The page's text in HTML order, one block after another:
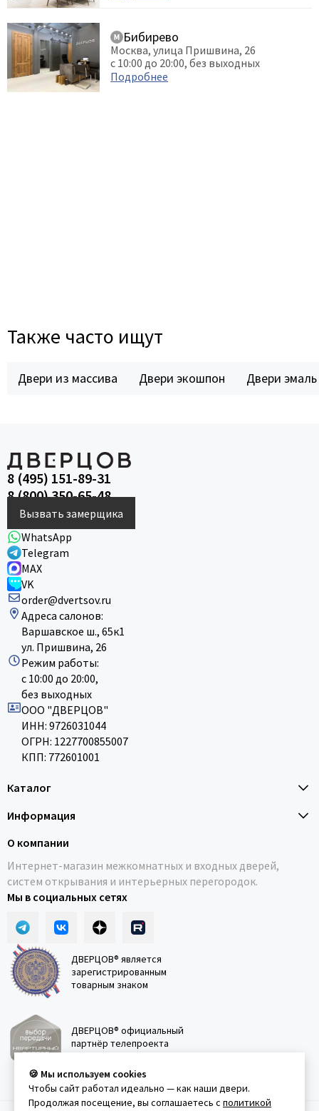
Бибирево
Москва, улица Пришвина, 26
с 10:00 до 20:00, без выходных
Подробнее
Также часто ищут
Двери из массива Двери экошпон Двери эмаль
8 (495) 151-89-31
8 (800) 350-65-48
Вызвать замерщика
WhatsApp
Telegram
MAX
VK
order@dvertsov.ru
Адреса салонов:
Варшавское ш., 65к1
ул. Пришвина, 26
Режим работы:
с 10:00 до 20:00,
без выходных
ООО "ДВЕРЦОВ"
ИНН: 9726031044
ОГРН: 1227700855007
КПП: 772601001
Каталог
Информация
О компании
Интернет-магазин межкомнатных и входных дверей,
систем открывания и интерьерных перегородок.
Мы в социальных сетях
ДВЕРЦОВ® является
зарегистрированным
товарным знаком
ДВЕРЦОВ® официальный
партнёр телепроекта
🍪 Мы используем cookies
Чтобы сайт работал идеально — как наши двери.
Продолжая посещение, вы соглашаетесь с политикой